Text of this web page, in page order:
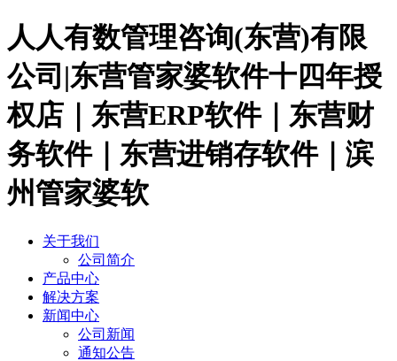
人人有数管理咨询(东营)有限
公司|东营管家婆软件十四年授
权店｜东营ERP软件｜东营财
务软件｜东营进销存软件｜滨
州管家婆软
关于我们
公司简介
产品中心
解决方案
新闻中心
公司新闻
通知公告